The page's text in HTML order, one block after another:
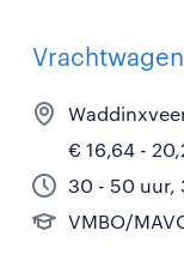
€ 16,64 -
30 - 50 uur,
VMBO/